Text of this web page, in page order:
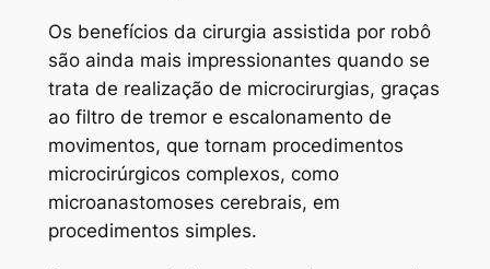
Os benefícios da cirurgia assistida por robô
são ainda mais impressionantes quando se
trata de realização de microcirurgias, graças
ao filtro de tremor e escalonamento de
movimentos, que tornam procedimentos
microcirúrgicos complexos, como
microanastomoses cerebrais, em
procedimentos simples.